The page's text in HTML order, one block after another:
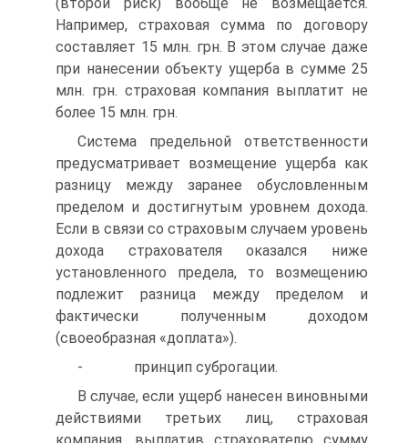
Например, страховая сумма по договору
составляет 15 млн. грн. В этом случае даже
при нанесении объекту ущерба в сумме 25
млн. грн. страховая компания выплатит не
более 15 млн. грн.
Система предельной ответственности
предусматривает возме­щение ущерба как
разницу между заранее обусловленным
пределом и достигнутым уровнем дохода.
Если в связи со страховым случаем уровень
дохода страхователя оказался ниже
установленного предела, то возмещению
подлежит разница между пределом и
фактически по­лученным доходом
(своеобразная «доплата»).
- принцип суброгации.
В случае, если ущерб нанесен виновными
действиями третьих лиц, страховая
компания, выплатив страхователю сумму